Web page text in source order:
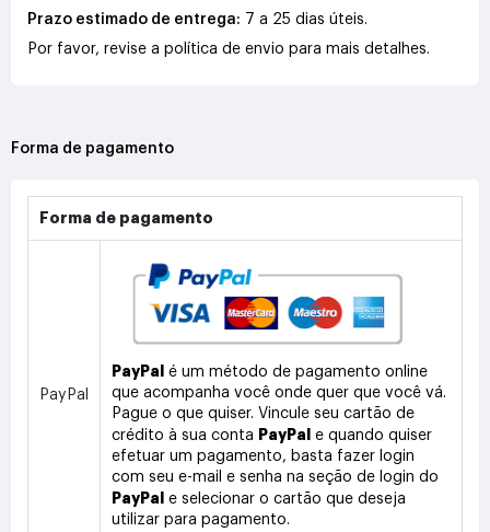
Prazo estimado de entrega: 7 a 25 dias úteis.
Por favor, revise a política de envio para mais detalhes.
Forma de pagamento
Forma de pagamento
PayPal
PayPal
é um método de pagamento online
que acompanha você onde quer que você vá.
Pague o que quiser. Vincule seu cartão de
crédito à sua conta PayPal
e quando quiser
efetuar um pagamento, basta fazer login
com seu e-mail e senha na seção de login do
PayPal
e selecionar o cartão que deseja
utilizar para pagamento.